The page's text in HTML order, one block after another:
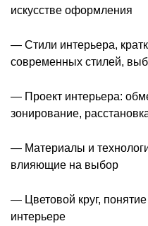
искусстве оформления
— Стили интерьера,
современных стилей,
— Проект интерьера:
зонирование,
— Материалы и
влияющие на выбор
— Цветовой круг,
интерьере